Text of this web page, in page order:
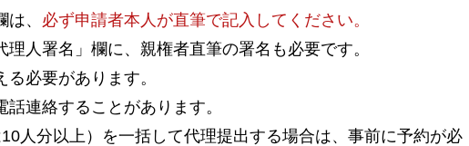
、 必ず申請者本人が直筆で記入してください。
人署名」欄に、親権者直筆の署名も必要です。
必要があります。
連絡することがあります。
人分以上）を一括して代理提出する場合は、事前に予約が必